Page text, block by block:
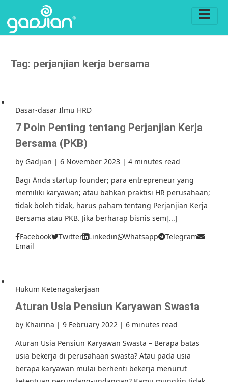
Tag: perjanjian kerja bersama
Dasar-dasar Ilmu HRD
7 Poin Penting tentang Perjanjian Kerja
Bersama (PKB)
by Gadjian | 6 November 2023 | 4 minutes read
Bagi Anda startup founder; para entrepreneur yang
memiliki karyawan; atau bahkan praktisi HR perusahaan;
tidak boleh tidak, harus paham tentang Perjanjian Kerja
Bersama atau PKB. Jika berharap bisnis sem[...]
Facebook
Twitter Linkedin Whatsapp
Telegram
Email
Hukum Ketenagakerjaan
Aturan Usia Pensiun Karyawan Swasta
by Khairina | 9 February 2022 | 6 minutes read
Aturan Usia Pensiun Karyawan Swasta – Berapa batas
usia bekerja di perusahaan swasta? Atau pada usia
berapa karyawan mulai berhenti bekerja menurut